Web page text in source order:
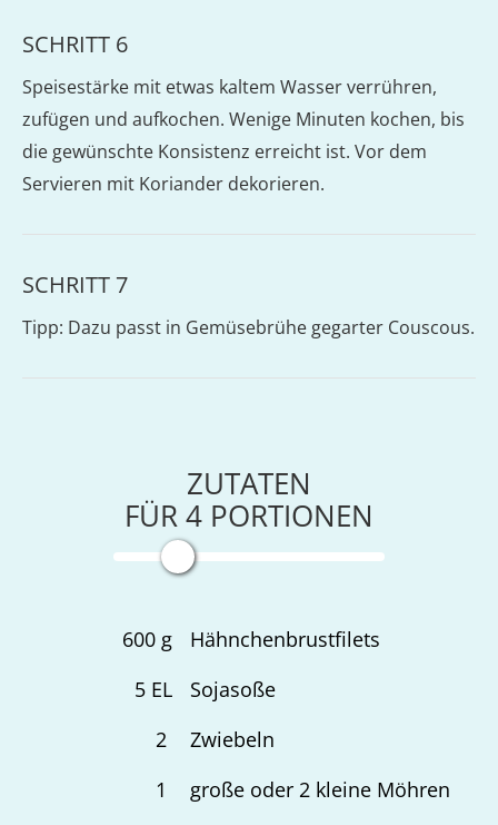
SCHRITT 6
Speisestärke mit etwas kaltem Wasser verrühren,
zufügen und aufkochen. Wenige Minuten kochen, bis
die gewünschte Konsistenz erreicht ist. Vor dem
Servieren mit Koriander dekorieren.
SCHRITT 7
Tipp: Dazu passt in Gemüsebrühe gegarter Couscous.
ZUTATEN
FÜR4 PORTIONEN
600g
Hähnchenbrustfilets
5EL
Sojasoße
2
Zwiebeln
1
große oder 2 kleine Möhren